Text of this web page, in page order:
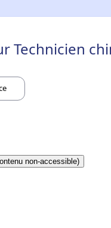
Technicien
non-accessible)